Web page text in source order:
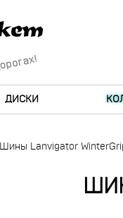
ДИСКИ
Шины Lanvigator